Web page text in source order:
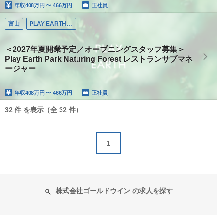
年収408万円 〜 466万円 正社員
富山 PLAY EARTH PARK
＜2027年夏開業予定／オープニングスタッフ募集＞
Play Earth Park Naturing Forest レストランサブマネ
ージャー
年収408万円 〜 466万円 正社員
32 件 を表示（全 32 件）
1
株式会社ゴールドウイン の求人を探す